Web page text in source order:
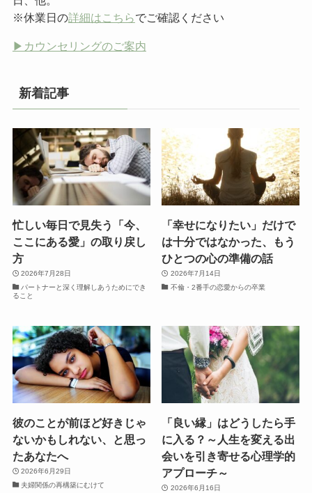
※休業日の詳細はこちらでご確認ください
▶︎カウンセリングのご案内
新着記事
忙しい毎日で見失う「今、
ここにある愛」の取り戻し
方
2026年7月28日
パートナーと深く理解しあうためにでき
ること
「幸せになりたい」だけで
は十分ではなかった、もう
ひとつの心の準備の話
2026年7月14日
不倫・2番手の恋愛からの卒業
彼のことが前ほど好きじゃ
ないかもしれない、と思っ
たあなたへ
2026年6月29日
夫婦関係の再構築にむけて
「良い縁」はどうしたら手
に入る？～人生を変える出
会いを引き寄せる心理学的
アプローチ～
2026年6月16日